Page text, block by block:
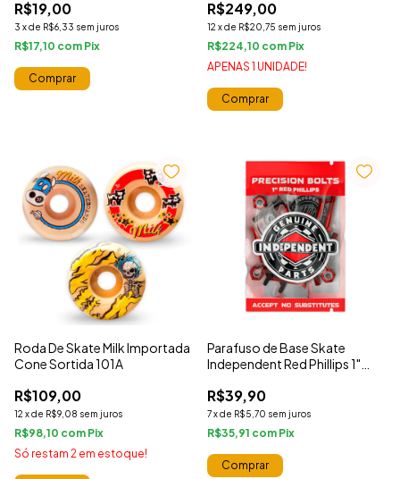
R$19,00
3 xde R$6,33 sem juros
R$17,10 com
R$249,00
12 xde R$20,75 sem juros
R$224,10 com
APENAS 1 UNIDADE!
Comprar
Roda De Skate Milk Importada
Cone Sortida 101A
R$109,00
12 xde R$9,08 sem juros
R$98,10 com
Só restam 2 em estoque!
Parafuso de Base Skate
Independent Red Phillips 1"
R$39,90
7xde R$5,70 sem juros
R$35,91 com
Comprar